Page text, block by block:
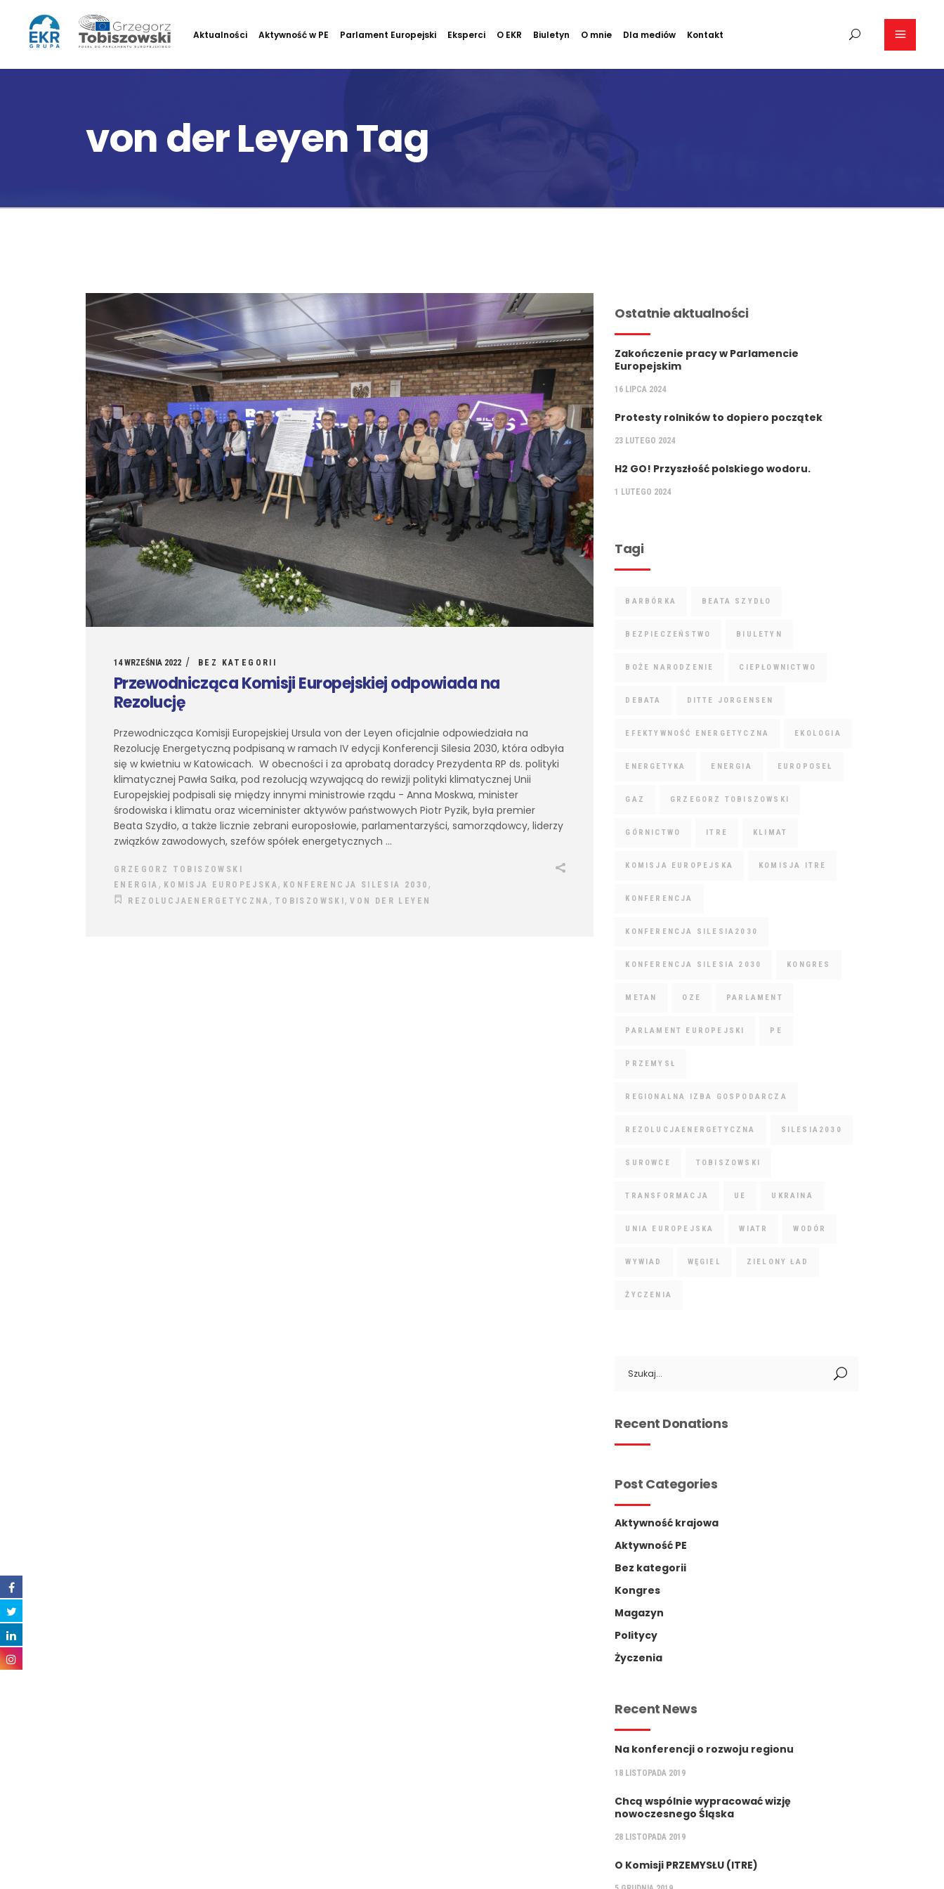
Aktualności Aktywność w PE Parlament Europejski Eksperci O EKR Biuletyn O mnie Dla mediów Kontakt
von der Leyen Tag
14 WRZEŚNIA 2022 BEZ KATEGORII
Przewodnicząca Komisji Europejskiej odpowiada na
Rezolucję
Przewodnicząca Komisji Europejskiej Ursula von der Leyen oficjalnie odpowiedziała na
Rezolucję Energetyczną podpisaną w ramach IV edycji Konferencji Silesia 2030, która odbyła
się w kwietniu w Katowicach. W obecności i za aprobatą doradcy Prezydenta RP ds. polityki
klimatycznej Pawła Sałka, pod rezolucją wzywającą do rewizji polityki klimatycznej Unii
Europejskiej podpisali się między innymi ministrowie rządu - Anna Moskwa, minister
środowiska i klimatu oraz wiceminister aktywów państwowych Piotr Pyzik, była premier
Beata Szydło, a także licznie zebrani europosłowie, parlamentarzyści, samorządowcy, liderzy
związków zawodowych, szefów spółek energetycznych
GRZEGORZ TOBISZOWSKI
ENERGIA , KOMISJA EUROPEJSKA , KONFERENCJA SILESIA 2030 ,
REZOLUCJAENERGETYCZNA , TOBISZOWSKI,VON DER LEYEN
Ostatnie aktualności
Zakończenie pracy w Parlamencie
Europejskim
16 LIPCA 2024
Protesty rolników to dopiero początek
23 LUTEGO 2024
H2 GO! Przyszłość polskiego wodoru.
1 LUTEGO 2024
Tagi
BARBÓRKA BEATA SZYDŁO
BEZPIECZEŃSTWO BIULETYN
BOŻE NARODZENIE CIEPŁOWNICTWO
DEBATA DITTE JORGENSEN
EFEKTYWNOŚĆ ENERGETYCZNA EKOLOGIA
ENERGETYKA ENERGIA EUROPOSEŁ
GAZ GRZEGORZ TOBISZOWSKI
GÓRNICTWO ITRE KLIMAT
KOMISJA EUROPEJSKA KOMISJA ITRE
KONFERENCJA
KONFERENCJA SILESIA2030
KONFERENCJA SILESIA 2030 KONGRES
METAN OZE PARLAMENT
PARLAMENT EUROPEJSKI PE
PRZEMYSŁ
REGIONALNA IZBA GOSPODARCZA
REZOLUCJAENERGETYCZNA SILESIA2030
SUROWCE TOBISZOWSKI
TRANSFORMACJA UE UKRAINA
UNIA EUROPEJSKA WIATR WODÓR
WYWIAD WĘGIEL ZIELONY ŁAD
ŻYCZENIA
for:
Recent Donations
Post Categories
Aktywność krajowa
Aktywność PE
Bez kategorii
Kongres
Magazyn
Politycy
Życzenia
Recent News
Na konferencji o rozwoju regionu
18 LISTOPADA 2019
Chcą wspólnie wypracować wizję
nowoczesnego Śląska
28 LISTOPADA 2019
O Komisji PRZEMYSŁU (ITRE)